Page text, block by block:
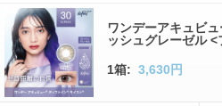
ワンデーアキュビ
ッシュグレーゼル
1箱: 3,630円